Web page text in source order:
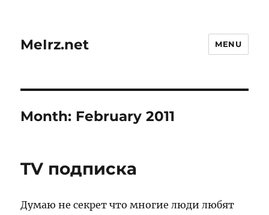
MeIrz.net MENU
Month: February 2011
TV подписка
Думаю не секрет что многие люди любят